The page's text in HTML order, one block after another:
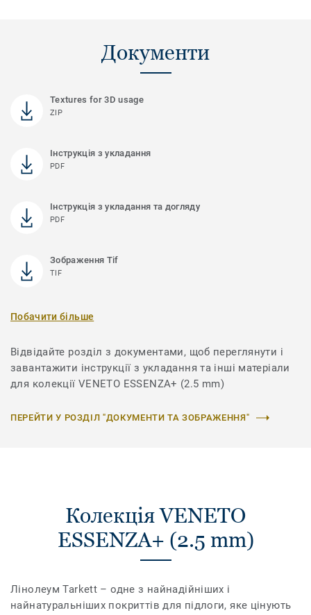
Документи
Textures for 3D usage
ZIP
Інструкція з укладання
PDF
Інструкція з укладання та догляду
PDF
Зображення Tif
TIF
Побачити більше
Відвідайте розділ з документами, щоб переглянути і
завантажити інструкції з укладання та інші матеріали
для колекції VENETO ESSENZA+ (2.5 mm)
ПЕРЕЙТИ У РОЗДІЛ "ДОКУМЕНТИ ТА ЗОБРАЖЕННЯ"
Колекція VENETO
ESSENZA+ (2.5 mm)
Лінолеум Tarkett – одне з найнадійніших і
найнатуральніших покриттів для підлоги, яке цінують